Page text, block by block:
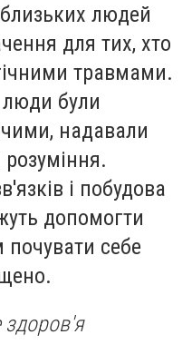
близьких людей
для тих, хто
травмами.
були
надавали
розуміння.
і побудова
допомогти
себе
здоров'я